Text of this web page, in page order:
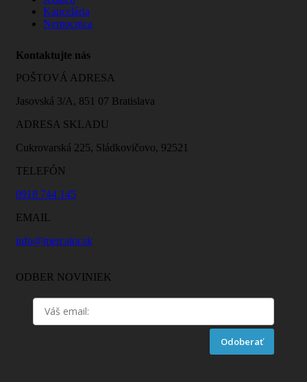
Kancelária
Nemocnica
Kontaktujte nás
POŠTOVÁ ADRESA
Jasovská 3/A, 851 07 Bratislava
ADRESA SKLADU
Cukrovarská 225, Sládkovičovo, 92521
TELEFÓN
0918 744 145
EMAIL
info@mercator.sk
ODBER NOVINIEK
Odoberať